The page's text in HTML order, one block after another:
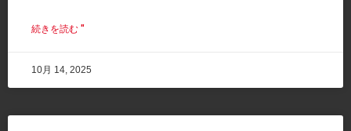
続きを読む "
10月 14, 2025